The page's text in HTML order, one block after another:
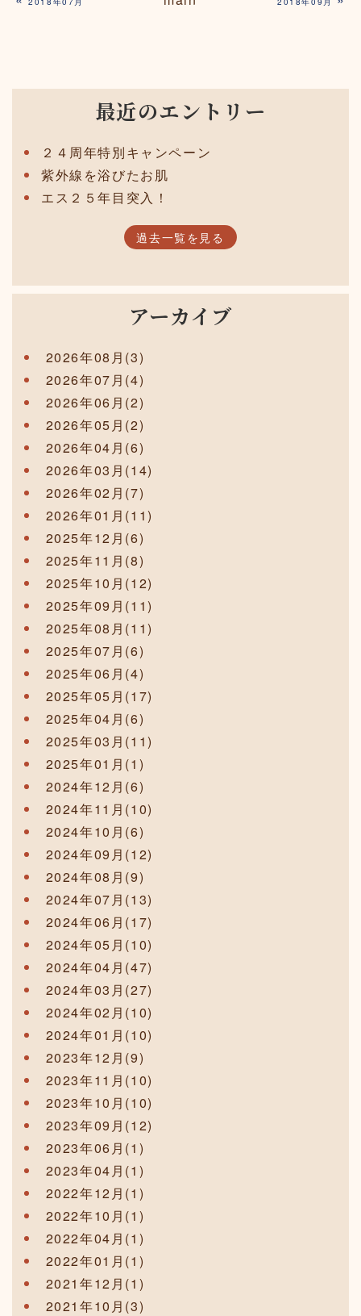
最近のエントリー
２４周年特別キャンペーン
紫外線を浴びたお肌
エス２５年目突入！
過去一覧を見る
アーカイブ
2026年08月(3)
2026年07月(4)
2026年06月(2)
2026年05月(2)
2026年04月(6)
2026年03月(14)
2026年02月(7)
2026年01月(11)
2025年12月(6)
2025年11月(8)
2025年10月(12)
2025年09月(11)
2025年08月(11)
2025年07月(6)
2025年06月(4)
2025年05月(17)
2025年04月(6)
2025年03月(11)
2025年01月(1)
2024年12月(6)
2024年11月(10)
2024年10月(6)
2024年09月(12)
2024年08月(9)
2024年07月(13)
2024年06月(17)
2024年05月(10)
2024年04月(47)
2024年03月(27)
2024年02月(10)
2024年01月(10)
2023年12月(9)
2023年11月(10)
2023年10月(10)
2023年09月(12)
2023年06月(1)
2023年04月(1)
2022年12月(1)
2022年10月(1)
2022年04月(1)
2022年01月(1)
2021年12月(1)
2021年10月(3)